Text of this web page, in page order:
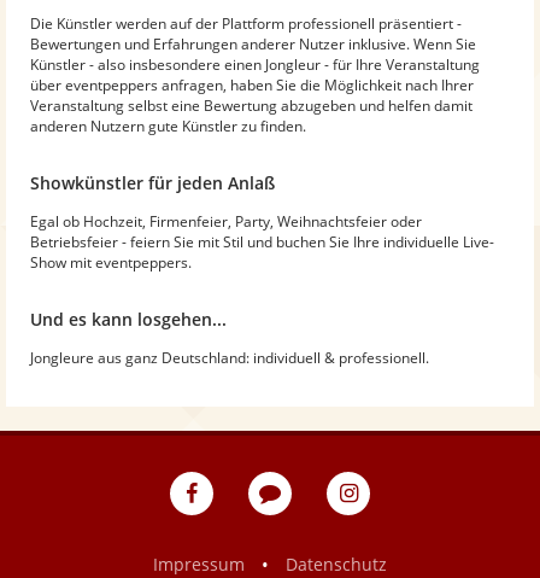
Die Künstler werden auf der Plattform professionell präsentiert -
Bewertungen und Erfahrungen anderer Nutzer inklusive. Wenn Sie
Künstler - also insbesondere einen Jongleur - für Ihre Veranstaltung
über eventpeppers anfragen, haben Sie die Möglichkeit nach Ihrer
Veranstaltung selbst eine Bewertung abzugeben und helfen damit
anderen Nutzern gute Künstler zu finden.
Showkünstler für jeden Anlaß
Egal ob Hochzeit, Firmenfeier, Party, Weihnachtsfeier oder
Betriebsfeier - feiern Sie mit Stil und buchen Sie Ihre individuelle Live-
Show mit eventpeppers.
Und es kann losgehen...
Jongleure aus ganz Deutschland: individuell & professionell.
eventpeppers
Blog
eventpeppers
Impressum
• Datenschutz